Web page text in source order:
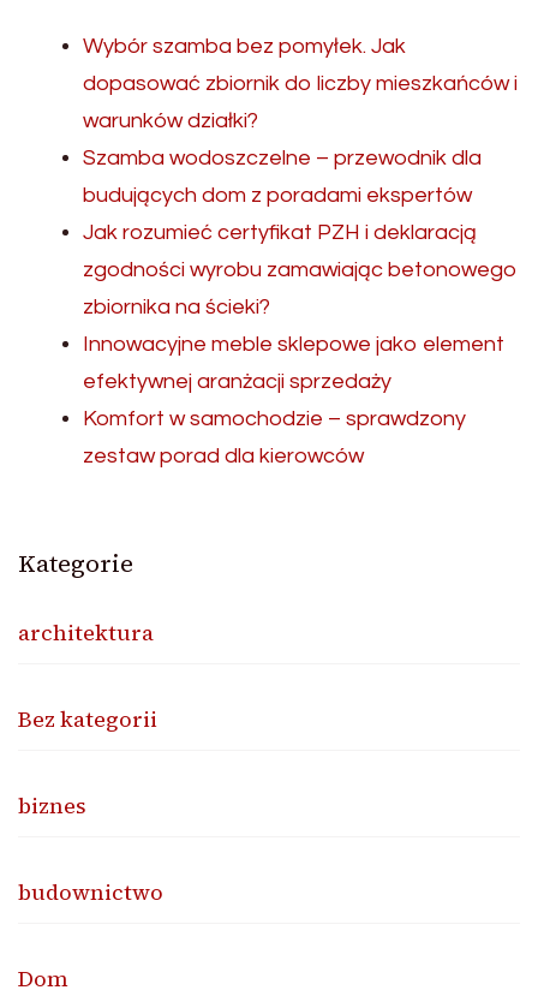
Wybór szamba bez pomyłek. Jak
dopasować zbiornik do liczby mieszkańców i
warunków działki?
Szamba wodoszczelne – przewodnik dla
budujących dom z poradami ekspertów
Jak rozumieć certyfikat PZH i deklaracją
zgodności wyrobu zamawiając betonowego
zbiornika na ścieki?
Innowacyjne meble sklepowe jako element
efektywnej aranżacji sprzedaży
Komfort w samochodzie – sprawdzony
zestaw porad dla kierowców
Kategorie
architektura
Bez kategorii
biznes
budownictwo
Dom